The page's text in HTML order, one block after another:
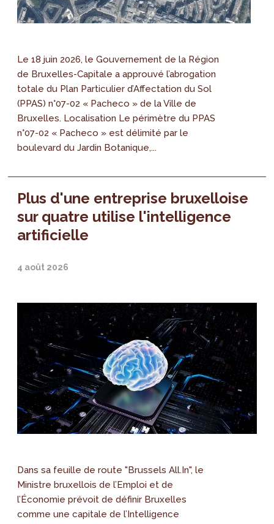
Le 18 juin 2026, le Gouvernement de la Région
de Bruxelles-Capitale a approuvé l’abrogation
totale du Plan Particulier d’Affectation du Sol
(PPAS) n°07-02 « Pacheco » de la Ville de
Bruxelles. Localisation Le périmètre du PPAS
n°07-02 « Pacheco » est délimité par le
boulevard du Jardin Botanique,...
Plus d'une entreprise bruxelloise
sur quatre utilise l'intelligence
artificielle
4 août 2026
Dans sa feuille de route "Brussels All.In", le
Ministre bruxellois de l’Emploi et de
l’Économie prévoit de définir Bruxelles
comme une capitale de l’Intelligence